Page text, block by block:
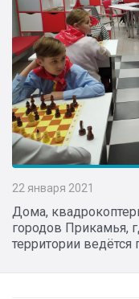
22 января 2021
Дома,
городов Прикамья,
территории